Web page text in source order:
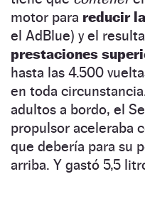
motor para reducir
el AdBlue) y el
prestaciones
hasta las 4.500
en toda
adultos a bordo, el
propulsor aceleraba
que debería para su
arriba. Y gastó 5,5